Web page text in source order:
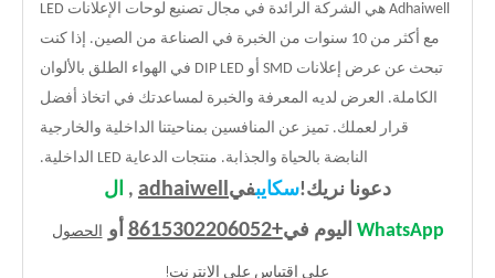
Adhaiwell هي الشركة الرائدة في مجال تصنيع لوحات الإعلانات LED
مع أكثر من 10 سنوات من الخبرة في الصناعة من الصين. إذا كنت
تبحث عن عرض إعلانات SMD أو DIP LED في الهواء الطلق بالألوان
الكاملة. العرض لديه المعرفة والخبرة لمساعدتك في اتخاذ أفضل
قرار لعملك. تميز عن المنافسين بمناحيتنا الداخلية والخارجية
النابضة بالحياة والجذابة. منتجات الدعاية LED الداخلية.
دعونا نريك!سكايبفيadhaiwell
, ال
WhatsApp اليوم في+8615302206052 أو الحصول
على اقتباس على الانترنت!